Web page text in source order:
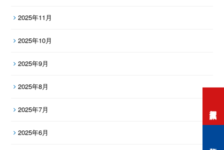
2025年11月
2025年10月
2025年9月
2025年8月
2025年7月
2025年6月